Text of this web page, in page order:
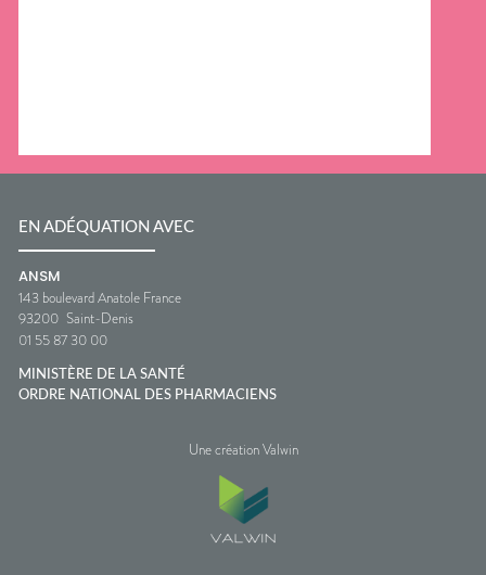
EN ADÉQUATION AVEC
ANSM
143 boulevard Anatole France
93200 Saint-Denis
01 55 87 30 00
MINISTÈRE DE LA SANTÉ
ORDRE NATIONAL DES PHARMACIENS
Une création Valwin